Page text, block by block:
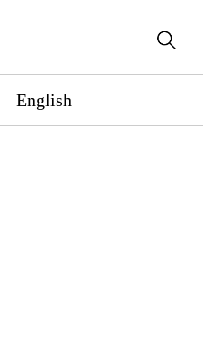
English